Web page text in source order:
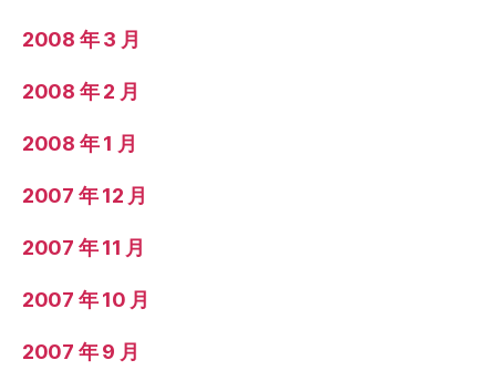
2008 年 3 月
2008 年 2 月
2008 年 1 月
2007 年 12 月
2007 年 11 月
2007 年 10 月
2007 年 9 月